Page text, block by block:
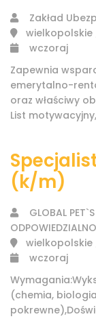
Zakład
wielkopolskie
wczoraj
Zapewnia
emerytalno-
oraz właściwy
List motywacyjny,
(k/m)
GLOBAL PET`S
wielkopolskie
wczoraj
(chemia,